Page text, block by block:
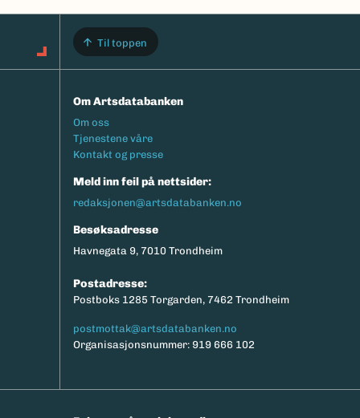
Til toppen
Om Artsdatabanken
Footermeny
Om oss
Tjenestene våre
Kontakt og presse
Meld inn feil på nettsider:
redaksjonen@artsdatabanken.no
Besøksadresse
Havnegata 9, 7010 Trondheim
Postadresse:
Postboks 1285 Torgarden, 7462 Trondheim
postmottak@artsdatabanken.no
Organisasjonsnummer: 919 666 102